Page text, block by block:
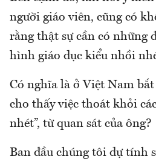
người giáo viên, cũng có
rằng thật sự cần có những
hình giáo dục kiểu nhồi
Có nghĩa là ở Việt Nam
cho thấy việc thoát khỏi
nhét”, từ quan sát của ông?
Ban đầu chúng tôi dự tính